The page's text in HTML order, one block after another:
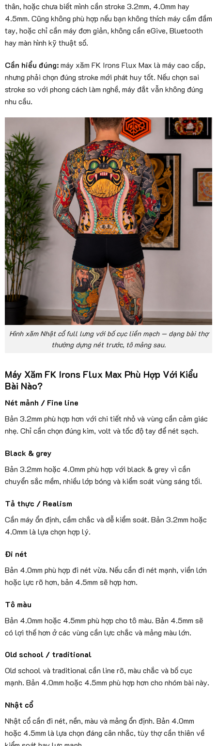
thân, hoặc chưa biết mình cần stroke 3.2mm, 4.0mm hay
4.5mm. Cũng không phù hợp nếu bạn không thích máy cầm đầm
tay, hoặc chỉ cần máy đơn giản, không cần eGive, Bluetooth
hay màn hình kỹ thuật số.
Cần hiểu đúng:máy xăm FK Irons Flux Max là máy cao cấp,
nhưng phải chọn đúng stroke mới phát huy tốt. Nếu chọn sai
stroke so với phong cách làm nghề, máy đắt vẫn không đúng
nhu cầu.
Hình xăm Nhật cổ full lưng với bố cục liền mạch — dạng bài thợ
thường dựng nét trước, tô mảng sau.
Máy Xăm FK Irons Flux Max Phù Hợp Với Kiểu
Bài Nào?
Nét mảnh / Fine line
Bản 3.2mm phù hợp hơn với chi tiết nhỏ và vùng cần cảm giác
nhẹ. Chỉ cần chọn đúng kim, volt và tốc độ tay để nét sạch.
Black & grey
Bản 3.2mm hoặc 4.0mm phù hợp với black & grey vì cần
chuyển sắc mềm, nhiều lớp bóng và kiểm soát vùng sáng tối.
Tả thực / Realism
Cần máy ổn định, cầm chắc và dễ kiểm soát. Bản 3.2mm hoặc
4.0mm là lựa chọn hợp lý.
Đi nét
Bản 4.0mm phù hợp đi nét vừa. Nếu cần đi nét mạnh, viền lớn
hoặc lực rõ hơn, bản 4.5mm sẽ hợp hơn.
Tô màu
Bản 4.0mm hoặc 4.5mm phù hợp cho tô màu. Bản 4.5mm sẽ
có lợi thế hơn ở các vùng cần lực chắc và mảng màu lớn.
Old school / traditional
Old school và traditional cần line rõ, màu chắc và bố cục
mạnh. Bản 4.0mm hoặc 4.5mm phù hợp hơn cho nhóm bài này.
Nhật cổ
Nhật cổ cần đi nét, nền, màu và mảng ổn định. Bản 4.0mm
hoặc 4.5mm là lựa chọn đáng cân nhắc, tùy thợ cần thiên về